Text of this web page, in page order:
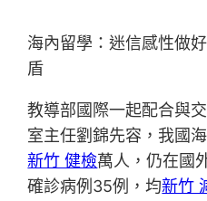
海內留學：迷信感性做
盾
教導部國際一起配合與
室主任劉錦先容，我國
新竹 健檢萬人，仍在國
確診病例35例，均新竹